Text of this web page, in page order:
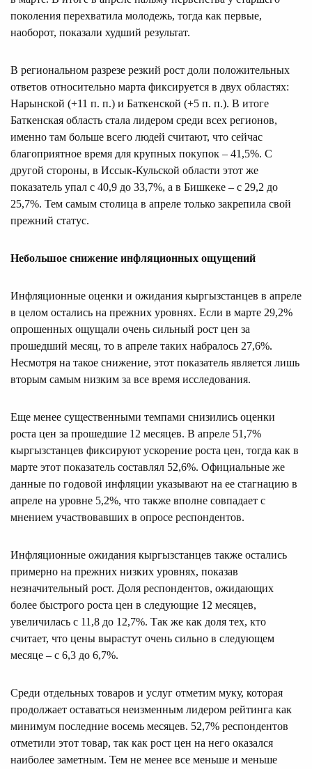
поколения перехватила молодежь, тогда как первые,
наоборот, показали худший результат.
В региональном разрезе резкий рост доли положительных
ответов относительно марта фиксируется в двух областях:
Нарынской (+11 п. п.) и Баткенской (+5 п. п.). В итоге
Баткенская область стала лидером среди всех регионов,
именно там больше всего людей считают, что сейчас
благоприятное время для крупных покупок – 41,5%. С
другой стороны, в Иссык-Кульской области этот же
показатель упал с 40,9 до 33,7%, а в Бишкеке – с 29,2 до
25,7%. Тем самым столица в апреле только закрепила свой
прежний статус.
Небольшое снижение инфляционных ощущений
Инфляционные оценки и ожидания кыргызстанцев в апреле
в целом остались на прежних уровнях. Если в марте 29,2%
опрошенных ощущали очень сильный рост цен за
прошедший месяц, то в апреле таких набралось 27,6%.
Несмотря на такое снижение, этот показатель является лишь
вторым самым низким за все время исследования.
Еще менее существенными темпами снизились оценки
роста цен за прошедшие 12 месяцев. В апреле 51,7%
кыргызстанцев фиксируют ускорение роста цен, тогда как в
марте этот показатель составлял 52,6%. Официальные же
данные по годовой инфляции указывают на ее стагнацию в
апреле на уровне 5,2%, что также вполне совпадает с
мнением участвовавших в опросе респондентов.
Инфляционные ожидания кыргызстанцев также остались
примерно на прежних низких уровнях, показав
незначительный рост. Доля респондентов, ожидающих
более быстрого роста цен в следующие 12 месяцев,
увеличилась с 11,8 до 12,7%. Так же как доля тех, кто
считает, что цены вырастут очень сильно в следующем
месяце – с 6,3 до 6,7%.
Среди отдельных товаров и услуг отметим муку, которая
продолжает оставаться неизменным лидером рейтинга как
минимум последние восемь месяцев. 52,7% респондентов
отметили этот товар, так как рост цен на него оказался
наиболее заметным. Тем не менее все меньше и меньше